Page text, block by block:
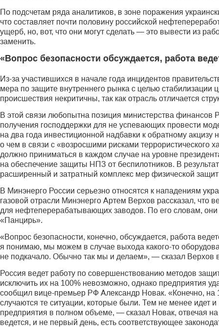
По подсчетам ряда аналитиков, в зоне поражения
что составляет почти половину российской
ущерб, но, вот, что они могут сделать — это вывести из
заменить.
«Вопрос безопасности обсуждается, работа
Из-за участившихся в начале года инцидентов
мера по защите внутреннего рынка с целью
происшествия некритичны, так как отрасль отличается
В этой связи любопытна позиция министерства
получения господдержки для не успевающих провести
на два года инвестиционной надбавки к обратному
о чем в связи с «возросшими рисками террористического
должно приниматься в каждом случае на уровне
на обеспечение защиты НПЗ от беспилотников. В
расширенный и затратный комплекс мер физической
В Минэнерго России серьезно относятся к нападениям
газовой отрасли Минэнерго Артем Верхов рассказал, что
для нефтеперерабатывающих заводов. По его словам,
«Панцирь».
«Вопрос безопасности, конечно, обсуждается, работа
я понимаю, мы можем в случае выхода какого-то
не подкачало. Обычно так мы и делаем», — сказал Верхов
Россия ведет работу по совершенствованию методов
исключить их на 100% невозможно, однако предприятия
сообщил вице-премьер РФ Александр Новак. «Конечно, на
случаются те ситуации, которые были. Тем не менее идет
предприятия в полном объеме, — сказал Новак, отвечая
ведется, и не первый день, есть соответствующее